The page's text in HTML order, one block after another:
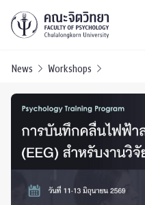
News Workshops